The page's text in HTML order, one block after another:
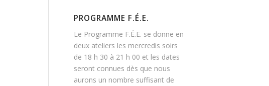
PROGRAMME F.É.E.
Le Programme F.É.E. se donne en
deux ateliers les mercredis soirs
de 18 h 30 à 21 h 00 et les dates
seront connues dès que nous
aurons un nombre suffisant de